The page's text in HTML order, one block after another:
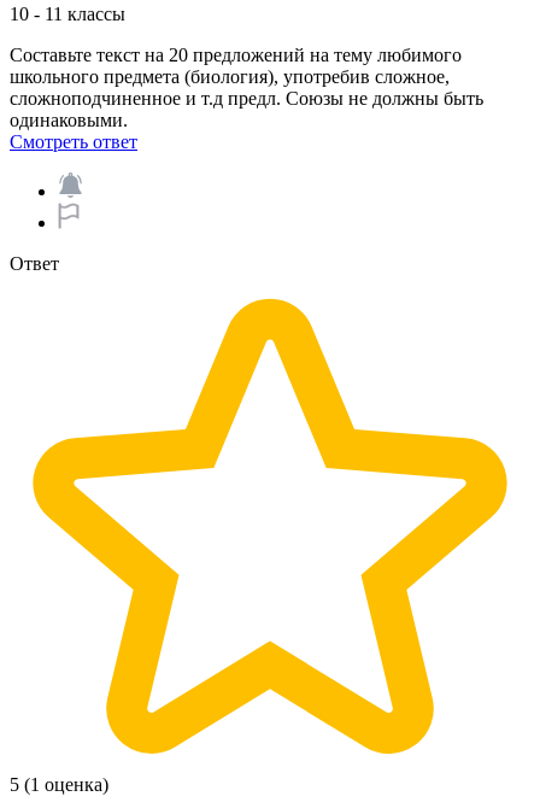
10 - 11 классы
Составьте текст на 20 предложений на тему любимого
школьного предмета (биология), употребив сложное,
сложноподчиненное и т.д предл. Союзы не должны быть
одинаковыми.​
Смотреть ответ
Ответ
5 (1 оценка)